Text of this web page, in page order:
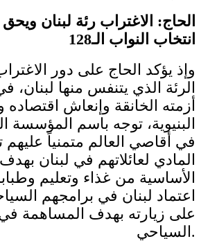
الحاج: الاغتراب رئة لبنان
انتخاب النواب الـ128
وإذ يؤكد الحاج على دور
الرئة الذي يتنفس منها لبنان،
أزمته الخانقة وإنعاش
البنيوية، توجه باسم المؤسسة
في أقاصي العالم متمنياً
المادي لعائلاتهم في لبنان
الأساسية من غذاء وتعليم
اعتماد لبنان في برامجهم
على زيارته بهدف المساهمة في
السياحي.